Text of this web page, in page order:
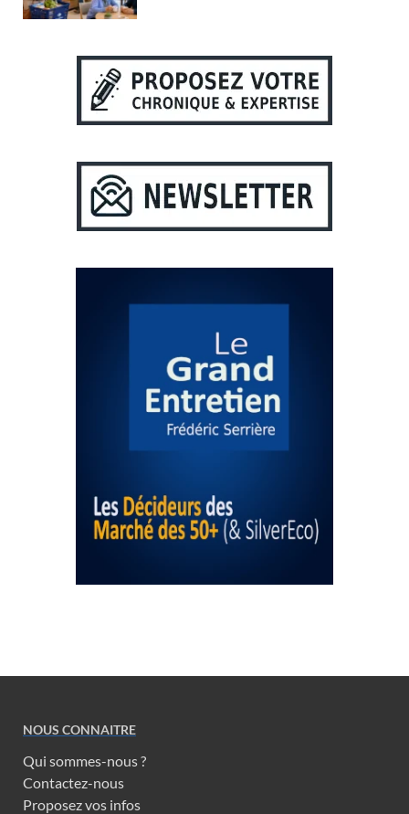
NOUS CONNAITRE
Qui sommes-nous ?
Contactez-nous
Proposez vos infos